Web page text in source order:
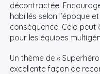
décontractée.
habillés selon l’époque
conséquence. Cela
pour les équipes
Un thème de «
excellente façon de